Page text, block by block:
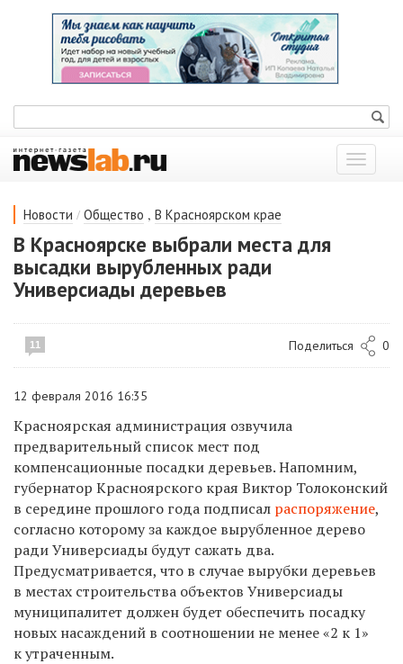
Показать
меню
Новости / Общество , В Красноярском крае
В Красноярске выбрали места для
высадки вырубленных ради
Универсиады деревьев
11 Поделиться 0
12 февраля 2016 16:35
Красноярская администрация озвучила
предварительный список мест под
компенсационные посадки деревьев. Напомним,
губернатор Красноярского края Виктор Толоконский
в середине прошлого года подписал распоряжение,
согласно которому за каждое вырубленное дерево
ради Универсиады будут сажать два.
Предусматривается, что в случае вырубки деревьев
в местах строительства объектов Универсиады
муниципалитет должен будет обеспечить посадку
новых насаждений в соотношении не менее «2 к 1»
к утраченным.